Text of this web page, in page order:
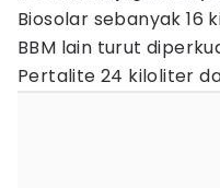
Biosolar sebanyak 16
BBM lain turut
Pertalite 24 kiloliter